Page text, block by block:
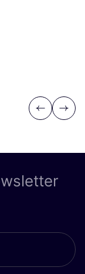
Previous
Next